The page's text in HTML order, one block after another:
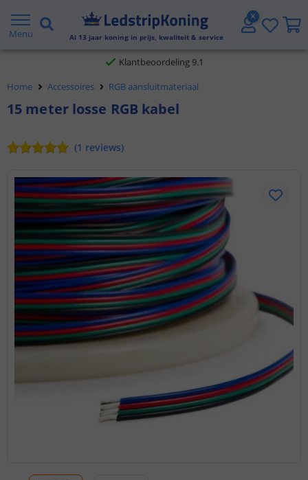
Menu Al 13 jaar koning in prijs, kwaliteit & service
Gratis verzending vanaf € 20,- NL en BE
Klantbeoordeling 9.1
Voor 23:45 uur besteld,morgen in huis
Home Accessoires RGB aansluitmateriaal
15 meter losse RGB kabel
(1 reviews)